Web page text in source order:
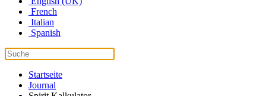
French
Italian
Spanish
Startseite
Journal